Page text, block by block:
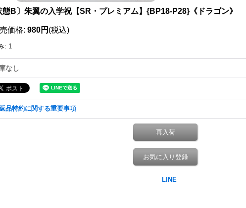
態B〕朱翼の入学祝【SR・プレミアム】{BP18-P28}《ドラゴン》
価格: 980円 (税込)
: 1
なし
品特約に関する重要事項
再入荷
お気に入り登録